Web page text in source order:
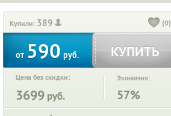
Купили: 389 (0)
от590руб. КУПИТЬ
Цена без скидки:
3699 руб.
Экономия:
57%